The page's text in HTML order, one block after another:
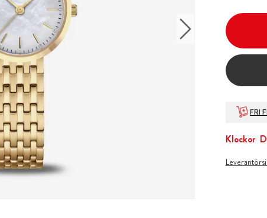
FRI
Klockor